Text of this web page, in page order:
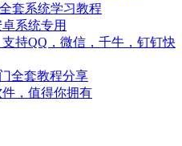
套系统学习教程
系统专用
持QQ，微信，千牛，钉钉快
全套教程分享
，值得你拥有